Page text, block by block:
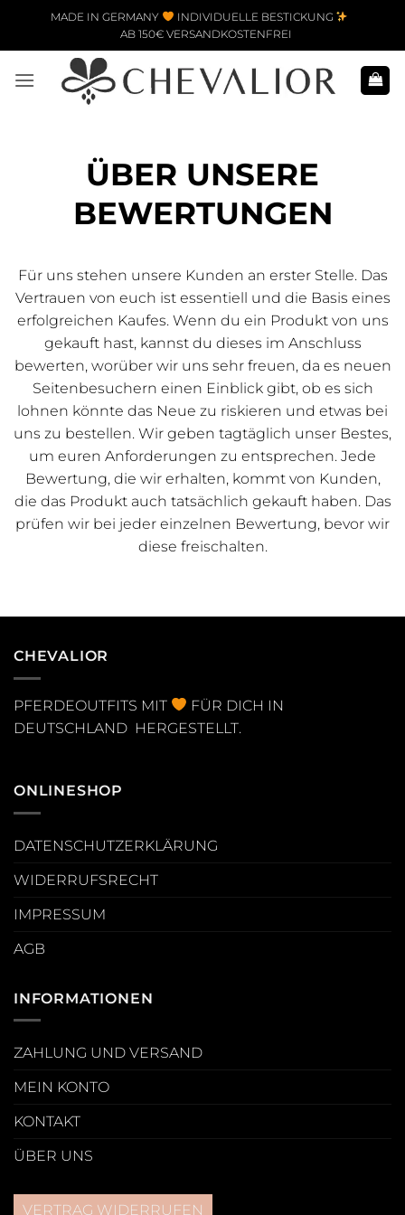
Zum Inhalt springen
MADE IN GERMANY
INDIVIDUELLE BESTICKUNG
AB 150€ VERSANDKOSTENFREI
ÜBER UNSERE
BEWERTUNGEN
Für uns stehen unsere Kunden an erster Stelle. Das
Vertrauen von euch ist essentiell und die Basis eines
erfolgreichen Kaufes. Wenn du ein Produkt von uns
gekauft hast, kannst du dieses im Anschluss
bewerten, worüber wir uns sehr freuen, da es neuen
Seitenbesuchern einen Einblick gibt, ob es sich
lohnen könnte das Neue zu riskieren und etwas bei
uns zu bestellen. Wir geben tagtäglich unser Bestes,
um euren Anforderungen zu entsprechen. Jede
Bewertung, die wir erhalten, kommt von Kunden,
die das Produkt auch tatsächlich gekauft haben. Das
prüfen wir bei jeder einzelnen Bewertung, bevor wir
diese freischalten.
CHEVALIOR
PFERDEOUTFITS MIT
FÜR DICH IN
DEUTSCHLAND HERGESTELLT.
ONLINESHOP
DATENSCHUTZERKLÄRUNG
WIDERRUFSRECHT
IMPRESSUM
AGB
INFORMATIONEN
ZAHLUNG UND VERSAND
MEIN KONTO
KONTAKT
ÜBER UNS
VERTRAG WIDERRUFEN